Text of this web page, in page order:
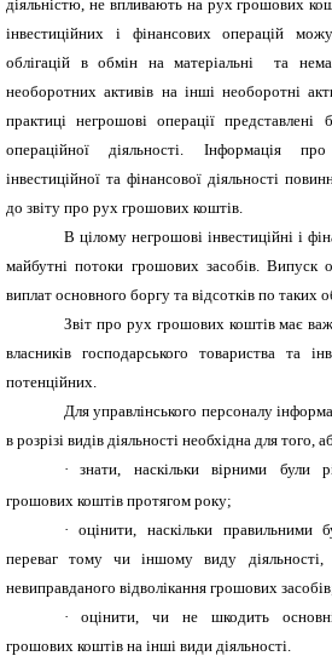
діяльністю, не впливають на рух грошових
інвестиційних і фінансових операцій
облігацій в обмін на матеріальні та
необоротних активів на інші необоротні
практиці негрошові операції
операційної діяльності. Інформація
інвестиційної та фінансової діяльності
до звіту про рух грошових коштів.
В цілому негрошові інвестиційні і
майбутні потоки грошових засобів. Випуск
виплат основного боргу та відсотків по таких
Звіт про рух грошових коштів має
власників господарського товариства та
потенційних.
Для управлінського персоналу
в розрізі видів діяльності необхідна для того,
·
знати, наскільки вірними були
грошових коштів протягом року;
· оцінити, наскільки
переваг тому чи іншому виду
невиправданого відволікання грошових
·
оцінити, чи не шкодить
грошових коштів на інші види діяльності.